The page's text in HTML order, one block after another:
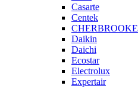
Casarte
Centek
CHERBROOKE
Daikin
Daichi
Ecostar
Electrolux
Expertair